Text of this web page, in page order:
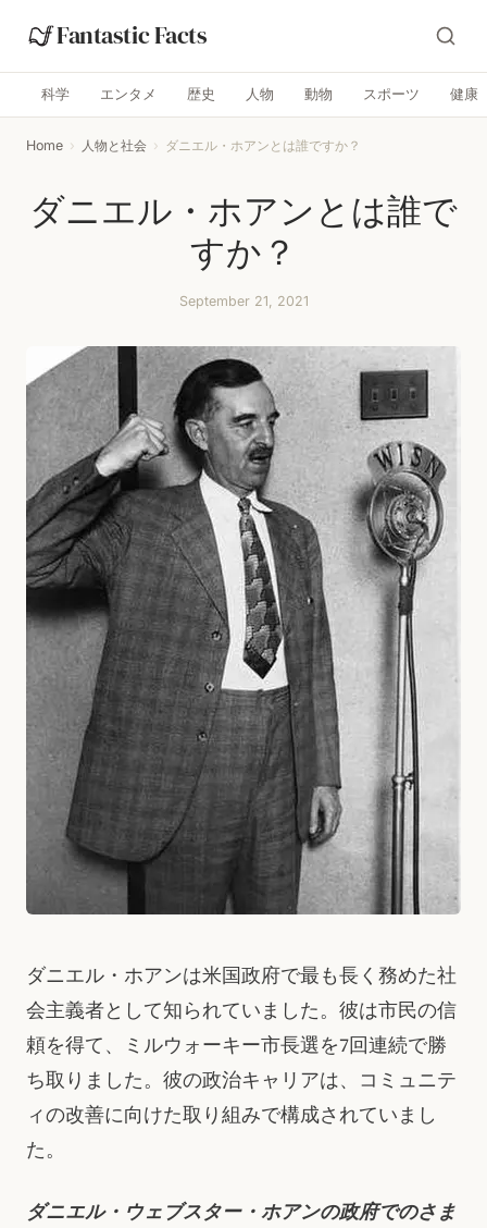
Fantastic Facts
科学 エンタメ 歴史 人物 動物 スポーツ 健康
Home › 人物と社会 › ダニエル・ホアンとは誰ですか？
ダニエル・ホアンとは誰で
すか？
September 21, 2021
ダニエル・ホアンは米国政府で最も長く務めた社
会主義者として知られていました。彼は市民の信
頼を得て、ミルウォーキー市長選を7回連続で勝
ち取りました。彼の政治キャリアは、コミュニテ
ィの改善に向けた取り組みで構成されていまし
た。
ダニエル・ウェブスター・ホアンの政府でのさま